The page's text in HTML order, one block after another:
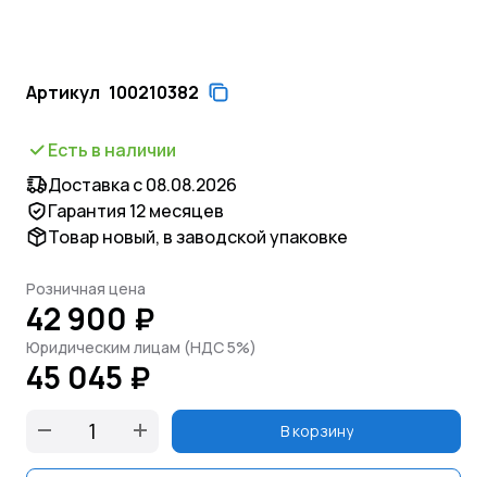
Артикул 100210382
Есть в наличии
Доставка с 08.08.2026
Гарантия 12 месяцев
Товар новый, в заводской упаковке
Розничная цена
42 900 ₽
Юридическим лицам (НДС 5%)
45 045 ₽
В корзину